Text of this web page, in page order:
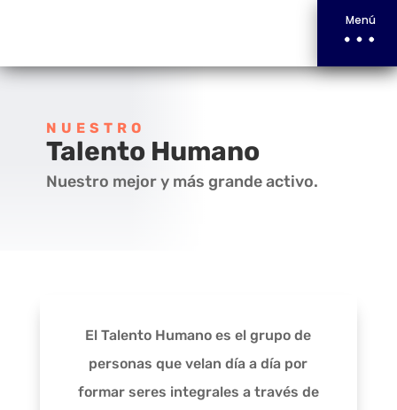
Menú
NUESTRO
Talento Humano
Nuestro mejor y más grande activo.
El Talento Humano es el grupo de
personas que velan día a día por
formar seres integrales a través de